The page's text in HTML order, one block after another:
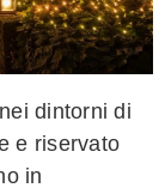
dintorni di
e riservato
in